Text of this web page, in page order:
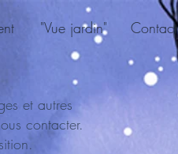
"Vue jardin" Contact
et autres
contacter.